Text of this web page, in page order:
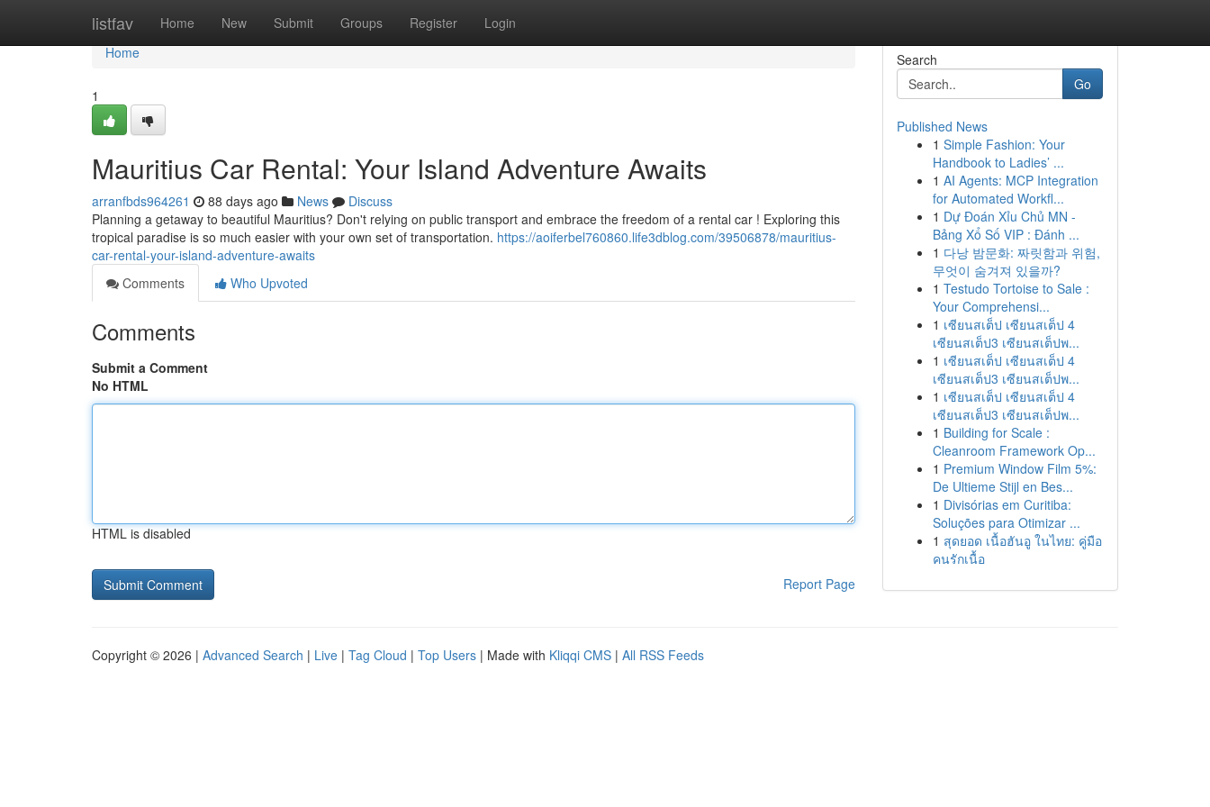
listfav Home New Submit Groups Register Login
Home
Home
1
Mauritius Car Rental: Your Island Adventure Awaits
arranfbds964261 88 days ago News
Discuss
Planning a getaway to beautiful Mauritius? Don't relying on public transport and embrace the freedom of a rental car ! Exploring this
tropical paradise is so much easier with your own set of transportation. https://aoiferbel760860.life3dblog.com/39506878/mauritius-
car-rental-your-island-adventure-awaits
Comments
Who Upvoted
Comments
Submit a Comment
No HTML
HTML is disabled
Report Page
Search
Go
Published News
1 Simple Fashion: Your
Handbook to Ladies’ ...
1 AI Agents: MCP Integration
for Automated Workfl...
1 Dự Đoán Xỉu Chủ MN -
Bảng Xổ Số VIP : Đánh ...
1 다낭 밤문화: 짜릿함과 위험,
무엇이 숨겨져 있을까?
1 Testudo Tortoise to Sale :
Your Comprehensi...
1 เซียนสเต็ป เซียนสเต็ป 4
เซียนสเต็ป3 เซียนสเต็ปพ...
1 เซียนสเต็ป เซียนสเต็ป 4
เซียนสเต็ป3 เซียนสเต็ปพ...
1 เซียนสเต็ป เซียนสเต็ป 4
เซียนสเต็ป3 เซียนสเต็ปพ...
1 Building for Scale :
Cleanroom Framework Op...
1 Premium Window Film 5%:
De Ultieme Stijl en Bes...
1 Divisórias em Curitiba:
Soluções para Otimizar ...
1 สุดยอด เนื้อฮันอู ในไทย: คู่มือ
คนรักเนื้อ
Copyright © 2026 | Advanced Search | Live | Tag Cloud | Top Users | Made with Kliqqi CMS | All RSS Feeds